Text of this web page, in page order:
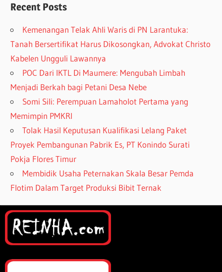
Recent Posts
Kemenangan Telak Ahli Waris di PN Larantuka:
Tanah Bersertifikat Harus Dikosongkan, Advokat Christo
Kabelen Ungguli Lawannya
POC Dari IKTL Di Maumere: Mengubah Limbah
Menjadi Berkah bagi Petani Desa Nebe
Somi Sili: Perempuan Lamaholot Pertama yang
Memimpin PMKRI
Tolak Hasil Keputusan Kualifikasi Lelang Paket
Proyek Pembangunan Pabrik Es, PT Konindo Surati
Pokja Flores Timur
Membidik Usaha Peternakan Skala Besar Pemda
Flotim Dalam Target Produksi Bibit Ternak